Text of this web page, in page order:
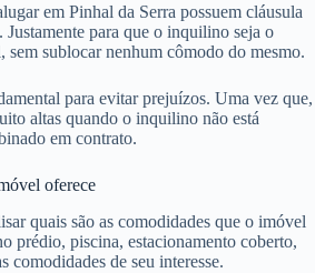
em Pinhal da Serra possuem cláusula
para que o inquilino seja o
sublocar nenhum cômodo do mesmo.
para evitar prejuízos. Uma vez que,
altas quando o inquilino não está
em contrato.
oferece
quais são as comodidades que o imóvel
prédio, piscina, estacionamento coberto,
comodidades de seu interesse.